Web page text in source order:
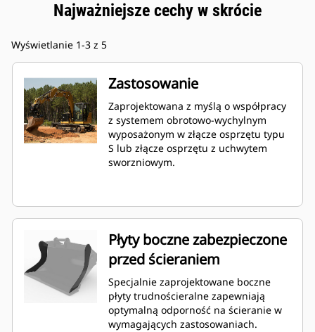
Najważniejsze cechy w skrócie
Wyświetlanie 1-3 z 5
Zastosowanie
Zaprojektowana z myślą o współpracy
z systemem obrotowo-wychylnym
wyposażonym w złącze osprzętu typu
S lub złącze osprzętu z uchwytem
sworzniowym.
Płyty boczne zabezpieczone
przed ścieraniem
Specjalnie zaprojektowane boczne
płyty trudnościeralne zapewniają
optymalną odporność na ścieranie w
wymagających zastosowaniach.